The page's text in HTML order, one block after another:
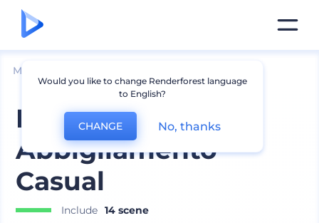
Mockup
Pacchetto Brand
Abbigliamento
Casual
Include 14 scene
Would you like to change Renderforest language
to English?
CHANGE No, thanks